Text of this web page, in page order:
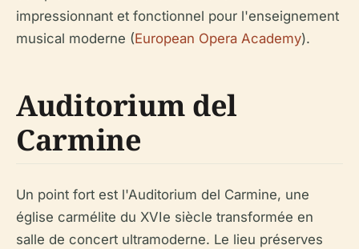
impressionnant et fonctionnel pour l'enseignement
musical moderne (European Opera Academy).
Auditorium del
Carmine
Un point fort est l'Auditorium del Carmine, une
église carmélite du XVIe siècle transformée en
salle de concert ultramoderne. Le lieu préserves